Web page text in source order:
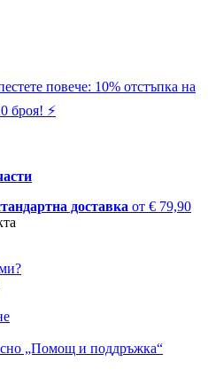
повече: 10% отстъпка на
броя! ⚡️
доставка от € 79,90
„Помощ и поддръжка“